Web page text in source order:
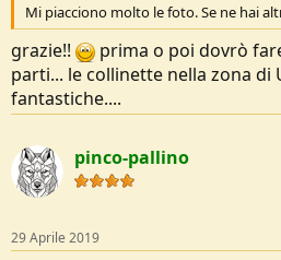
Mi piacciono molto le foto. Se ne hai
grazie!!
prima o poi dovrò
parti... le collinette nella zona di
fantastiche....
pinco-pallino
29 Aprile 2019